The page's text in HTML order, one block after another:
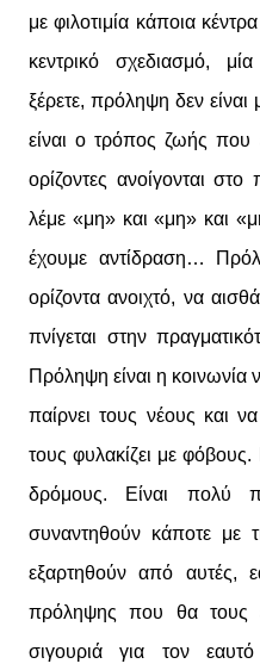
με φιλοτιμία κάποια
κεντρικό σχεδιασμό,
ξέρετε, πρόληψη δεν
είναι ο τρόπος ζωής που
ορίζοντες ανοίγονται
λέμε «μη» και «μη» και
έχουμε αντίδραση…
ορίζοντα ανοιχτό, να
πνίγεται στην
Πρόληψη είναι η κοινωνία
παίρνει τους νέους και
τους φυλακίζει με
δρόμους. Είναι πολύ
συναντηθούν κάποτε με
εξαρτηθούν από αυτές,
πρόληψης που θα τους
σιγουριά για τον